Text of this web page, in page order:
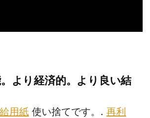
より経済的。より良い結
用紙 使い捨てです。. 再利